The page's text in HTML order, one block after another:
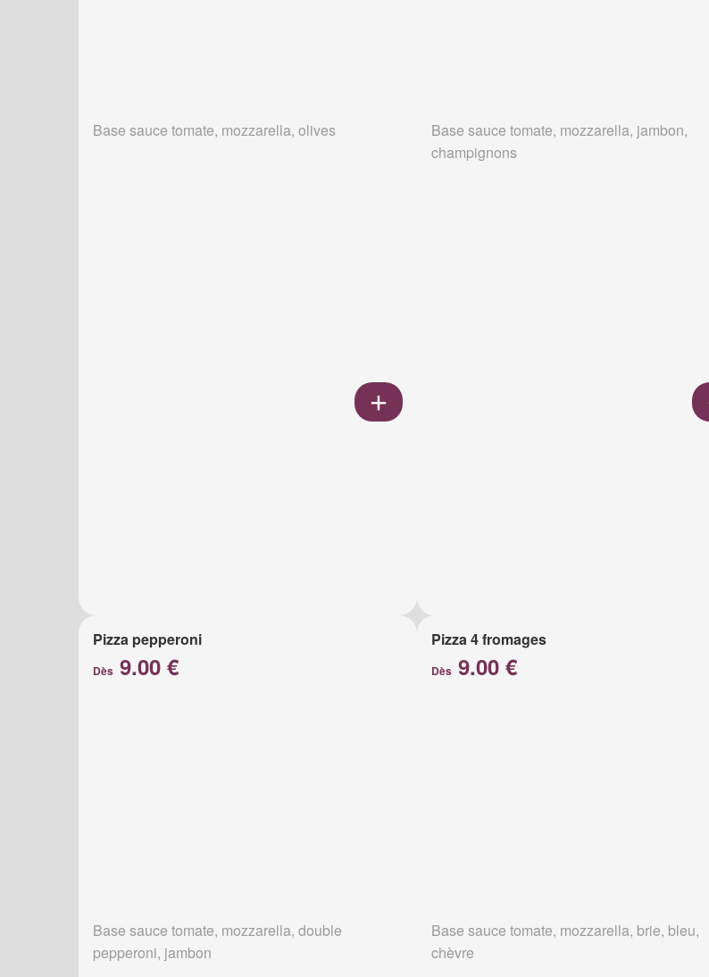
Base sauce tomate, mozzarella, olives
Base sauce tomate, mozzarella, jambon,
champignons
Pizza pepperoni
Dès 9.00 €
Base sauce tomate, mozzarella, double
pepperoni, jambon
Pizza 4 fromages
Dès9.00 €
Base sauce tomate, mozzarella, brie, bleu,
chèvre